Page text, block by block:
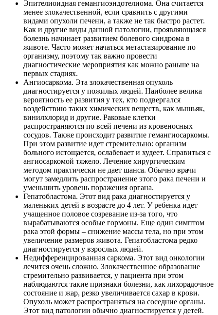
Эпителиоидная гемангиоэндотелиома. Она считается
менее злокачественной, если сравнить с другими
видами опухоли печени, а также не так быстро растет.
Как и другие виды данной патологии, проявляющаяся
болезнь начинает развитием болевого синдрома в
животе. Часто может начаться метастазирование по
организму, поэтому так важно провести
диагностические мероприятия как можно раньше на
первых стадиях.
Ангиосаркома. Эта злокачественная опухоль
диагностируется у пожилых людей. Наиболее велика
вероятность ее развития у тех, кто подвергался
воздействию таких химических веществ, как мышьяк,
винилхлорид и другие. Раковые клетки
распространяются по всей печени из кровеносных
сосудов. Также происходит развитие гемангиосаркомы.
При этом развитие идет стремительно: организм
больного истощается, ослабевает и худеет. Справиться с
ангиосаркомой тяжело. Лечение хирургическим
методом практически не дает шанса. Обычно врачи
могут замедлить распространение этого рака печени и
уменьшить уровень поражения органа.
Гепатобластома. Этот вид рака диагностируется у
маленьких детей в возрасте до 4 лет. У ребенка идет
учащенное половое созревание из-за того, что
вырабатываются особые гормоны. Еще один симптом
рака этой формы – снижение массы тела, но при этом
увеличение размеров живота. Гепатобластома редко
диагностируется у взрослых людей.
Недифференцированная саркома. Этот вид онкологии
лечится очень сложно. Злокачественное образование
стремительно развивается, у пациента при этом
наблюдаются такие признаки болезни, как лихорадочное
состояние и жар, резко увеличивается сахар в крови.
Опухоль может распространяться на соседние органы.
Этот вид патологии обычно диагностируется у детей.